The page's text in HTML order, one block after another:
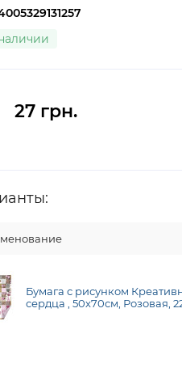
27 грн.
Бумага с рисунком
сердца , 50х70см, Розовая,